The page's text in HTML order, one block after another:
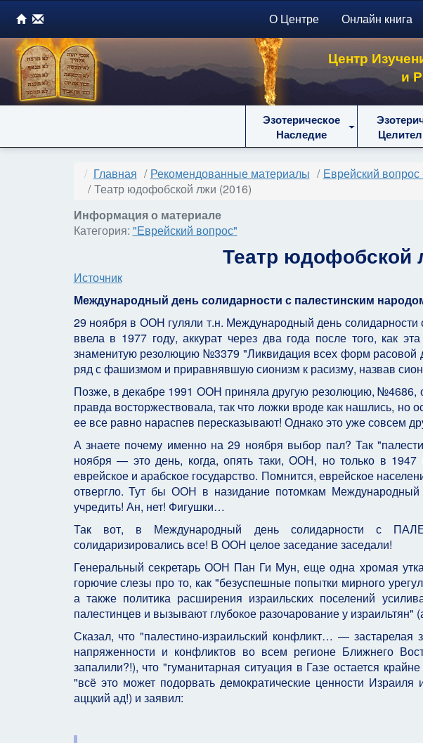
О Центре Онлайн книга
Центр
и
Эзотерическое
Наследие
Главная Рекомендованные материалы
Еврейский вопрос
Театр юдофобской лжи (2016)
Информация о материале
Категория: "Еврейский вопрос"
Театр юдофобской
Источник
Международный день солидарности с палестинским
29 ноября в ООН гуляли т.н. Международный день
ввела в 1977 году, аккурат через два года после того, как
знаменитую резолюцию №3379 "Ликвидация всех форм расовой
ряд с фашизмом и приравнявшую сионизм к расизму, назвав
Позже, в декабре 1991 ООН приняла другую резолюцию,
правда восторжествовала, так что ложки вроде как нашлись,
ее все равно нараспев пересказывают! Однако это уже совсем
А знаете почему именно на 29 ноября выбор пал? Так
ноября — это день, когда, опять таки, ООН, но только в 1947
еврейское и арабское государство. Помнится, еврейское
отвергло. Тут бы ООН в назидание потомкам
учредить! Ан, нет! Фигушки…
Так вот, в Международный день солидарности с
солидаризировались все! В ООН целое заседание заседали!
Генеральный секретарь ООН Пан Ги Мун, еще одна хромая
горючие слезы про то, как "безуспешные попытки мирного
а также политика расширения израильских поселений
палестинцев и вызывают глубокое разочарование у израильтян"
Сказал, что "палестино-израильский конфликт… —
напряженности и конфликтов во всем регионе Ближнего
запалили?!), что "гуманитарная ситуация в Газе остается
"всё это может подорвать демократические ценности
аццкий ад!) и заявил: